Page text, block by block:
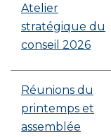
Atelier
stratégique du
conseil 2026
Réunions du
printemps et
assemblée